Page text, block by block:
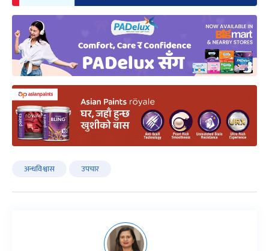
अन्धविश्वास उपचार